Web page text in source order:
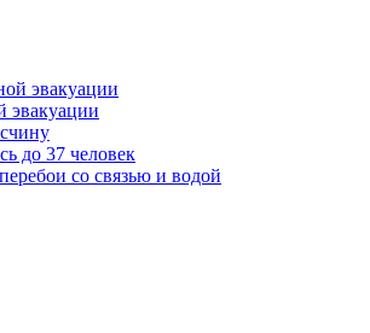
эвакуации
до 37 человек
со связью и водой